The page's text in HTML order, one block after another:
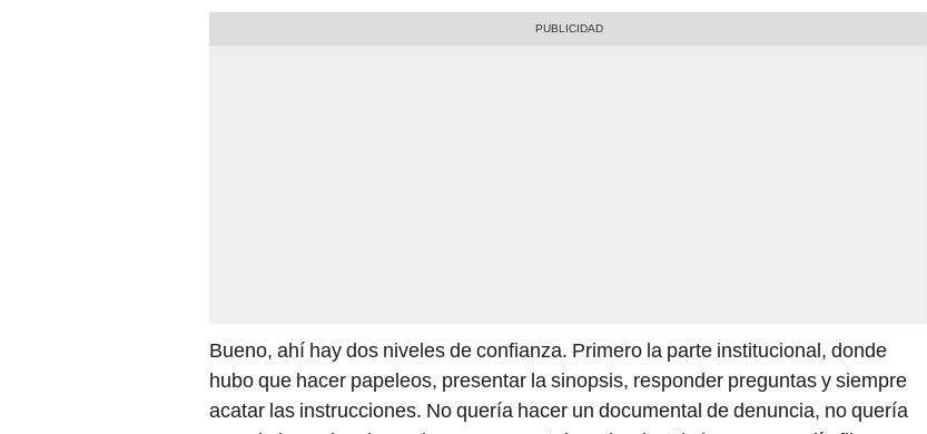
Bueno, ahí hay dos niveles de confianza. Primero la parte institucional, donde
hubo que hacer papeleos, presentar la sinopsis, responder preguntas y siempre
acatar las instrucciones. No quería hacer un documental de denuncia, no quería